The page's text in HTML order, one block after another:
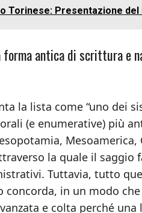
Torinese: Presentazione del
antica di scrittura e
la lista come “uno dei
(e enumerative) più
la quale il
Tuttavia, tutto
in un modo che
e colta perché